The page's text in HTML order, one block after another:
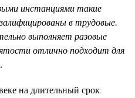
инстанциями такие
в трудовые.
выполняет разовые
отлично подходит для
.
на длительный срок